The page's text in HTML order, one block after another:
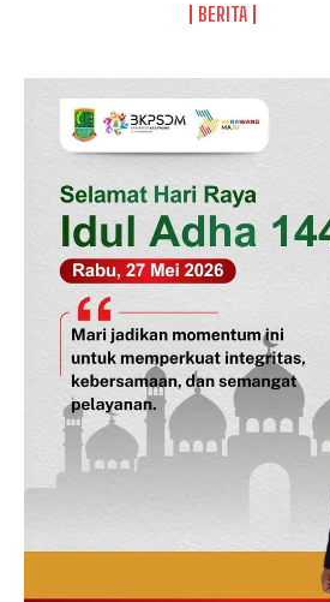
SUBSCRIBE NOW
Company
Disclaimer
Kontak Kami
Redaksi
Pedoman Media Siber
Tentang Kami
Indeks Berita
BERITA